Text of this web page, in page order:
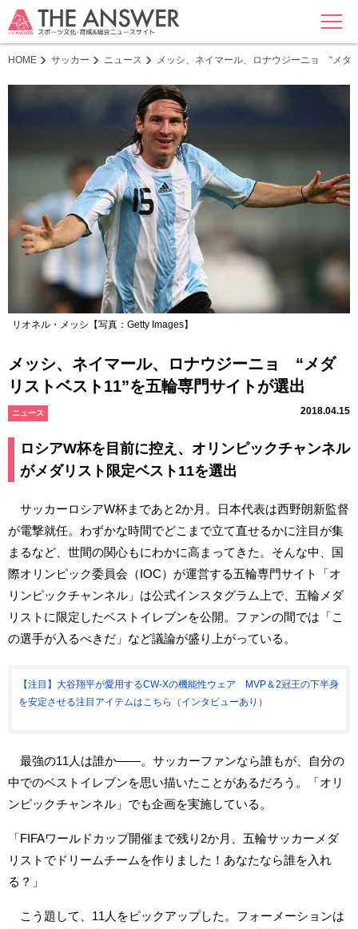
MENU
HOME サッカー ニュース メッシ、ネイマール、ロナウジーニョ “メダ
リオネル・メッシ【写真：Getty Images】
メッシ、ネイマール、ロナウジーニョ “メダ
リストベスト11”を五輪専門サイトが選出
ニュース 2018.04.15
ロシアW杯を目前に控え、オリンピックチャンネル
がメダリスト限定ベスト11を選出
サッカーロシアW杯まであと2か月。日本代表は西野朗新監督
が電撃就任。わずかな時間でどこまで立て直せるかに注目が集
まるなど、世間の関心もにわかに高まってきた。そんな中、国
際オリンピック委員会（IOC）が運営する五輪専門サイト「オ
リンピックチャンネル」は公式インスタグラム上で、五輪メダ
リストに限定したベストイレブンを公開。ファンの間では「こ
の選手が入るべきだ」など議論が盛り上がっている。
【注目】大谷翔平が愛用するCW-Xの機能性ウェア MVP＆2冠王の下半身
を安定させる注目アイテムはこちら（インタビューあり）
最強の11人は誰か――。サッカーファンなら誰もが、自分の
中でのベストイレブンを思い描いたことがあるだろう。「オリ
ンピックチャンネル」でも企画を実施している。
「FIFAワールドカップ開催まで残り2か月、五輪サッカーメダ
リストでドリームチームを作りました！あなたなら誰を入れ
る？」
こう題して、11人をピックアップした。フォーメーションは